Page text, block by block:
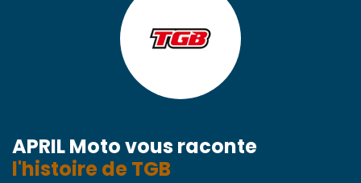
APRIL Moto vous raconte
l'histoire de TGB